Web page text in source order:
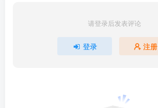
请登录后发表评论
登录 注册